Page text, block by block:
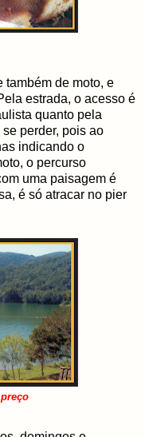
também de moto, e
estrada, o acesso é
quanto pela
perder, pois ao
indicando o
o percurso
uma paisagem é
é só atracar no pier